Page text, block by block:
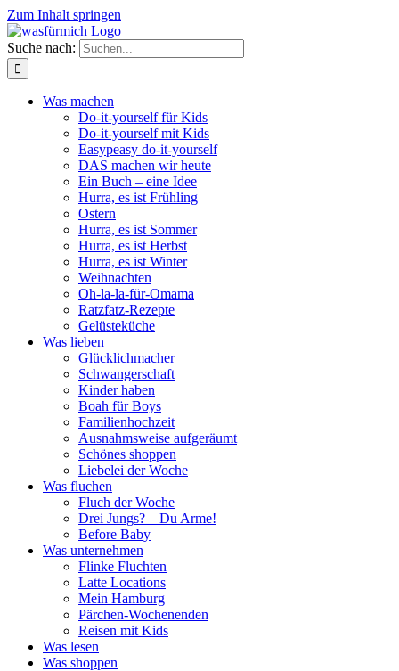
Zum Inhalt springen
Suche nach:
Was machen
Do-it-yourself für Kids
Do-it-yourself mit Kids
Easypeasy do-it-yourself
DAS machen wir heute
Ein Buch – eine Idee
Hurra, es ist Frühling
Ostern
Hurra, es ist Sommer
Hurra, es ist Herbst
Hurra, es ist Winter
Weihnachten
Oh-la-la-für-Omama
Ratzfatz-Rezepte
Gelüsteküche
Was lieben
Glücklichmacher
Schwangerschaft
Kinder haben
Boah für Boys
Familienhochzeit
Ausnahmsweise aufgeräumt
Schönes shoppen
Liebelei der Woche
Was fluchen
Fluch der Woche
Drei Jungs? – Du Arme!
Before Baby
Was unternehmen
Flinke Fluchten
Latte Locations
Mein Hamburg
Pärchen-Wochenenden
Reisen mit Kids
Was lesen
Was shoppen